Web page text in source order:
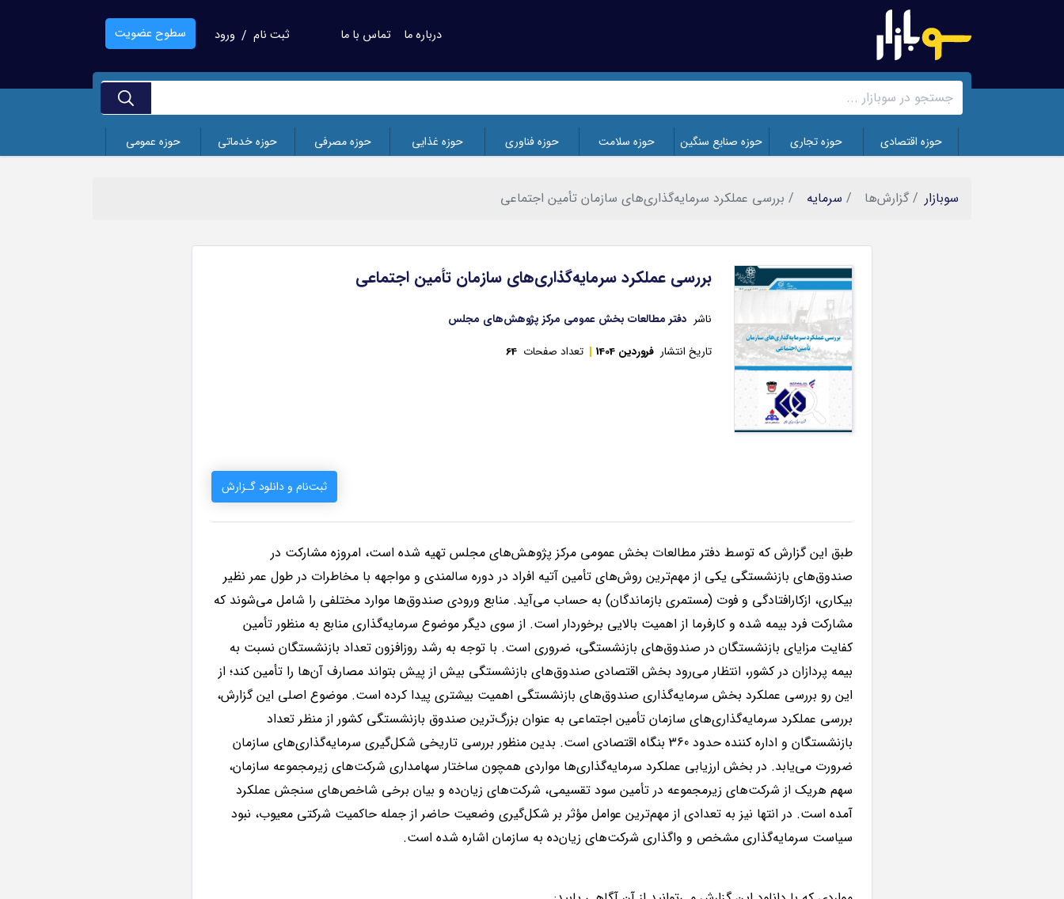
درباره ما تماس با ما ثبت نام / ورود سطوح عضویت
حوزه اقتصادی حوزه تجاری حوزه صنایع سنگین حوزه سلامت حوزه فناوری حوزه غذایی حوزه مصرفی حوزه خدماتی حوزه عمومی
سوبازار گزارش‌ها سرمایه بررسی عملکرد سرمایه‌گذاری‌های سازمان تأمین اجتماعی
تصویر بررسی عملکرد سرمایه‌گذاری‌های سازمان تأمین اجتماعی
ناشر دفتر مطالعات بخش عمومی مرکز پژوهش‌های مجلس
تاریخ انتشار فروردین 1404 تعداد صفحات 64
ثبت‌نام و دانلود گـزارش
طبق این گزارش که توسط دفتر مطالعات بخش عمومی مرکز پژوهش‌های مجلس تهیه شده است، امروزه مشارکت در
صندوق‌های بازنشستگی یکی از مهم‌ترین روش‌های تأمین آتیه افراد در دوره سالمندی و مواجهه با مخاطرات در طول عمر نظیر
بیکاری، ازکارافتادگی و فوت (مستمری بازماندگان) به حساب می‌آید. منابع ورودی صندوق‌ها موارد مختلفی را شامل می‌شوند که
مشارکت فرد بیمه شده و کارفرما از اهمیت بالایی برخوردار است. از سوی دیگر موضوع سرمایه‌گذاری منابع به منظور تأمین
کفایت مزایای بازنشستگان در صندوق‌های بازنشستگی، ضروری است. با توجه به رشد روزافزون تعداد بازنشستگان نسبت به
بیمه پردازان در کشور، انتظار می‌رود بخش اقتصادی صندوق‌های بازنشستگی بیش از پیش بتواند مصارف آن‌ها را تأمین کند؛ از
این رو بررسی عملکرد بخش سرمایه‌گذاری صندوق‌های بازنشستگی اهمیت بیشتری پیدا کرده است. موضوع اصلی این گزارش،
بررسی عملکرد سرمایه‌گذاری‌های سازمان تأمین اجتماعی به عنوان بزرگ‌ترین صندوق بازنشستگی کشور از منظر تعداد
بازنشستگان و اداره کننده حدود 360 بنگاه اقتصادی است. بدین منظور بررسی تاریخی شکل‌گیری سرمایه‌گذاری‌های سازمان
ضرورت می‌یابد. در بخش ارزیابی عملکرد سرمایه‌گذاری‌ها مواردی همچون ساختار سهامداری شرکت‌های زیرمجموعه سازمان،
سهم هریک از شرکت‌های زیرمجموعه در تأمین سود تقسیمی، شرکت‌های زیان‌ده و بیان برخی شاخص‌های سنجش عملکرد
آمده است. در انتها نیز به تعدادی از مهم‌ترین عوامل مؤثر بر شکل‌گیری وضعیت حاضر از جمله حاکمیت شرکتی معیوب، نبود
سیاست سرمایه‌گذاری مشخص و واگذاری شرکت‌های زیان‌ده به سازمان اشاره شده است.